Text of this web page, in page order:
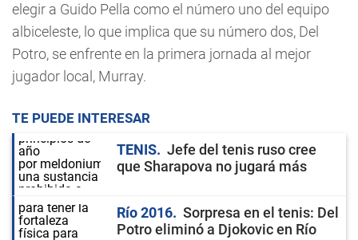
elegir a Guido Pella como el número uno del equipo
albiceleste, lo que implica que su número dos, Del
Potro, se enfrente en la primera jornada al mejor
jugador local, Murray.
TE PUEDE INTERESAR
TENIS
Jefe del tenis ruso cree
que Sharapova no jugará más
Río 2016
Sorpresa en el tenis: Del
Potro eliminó a Djokovic en Río